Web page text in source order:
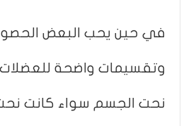
في حين يحب البعض
وتقسيمات واضحة
نحت الجسم سواء كانت